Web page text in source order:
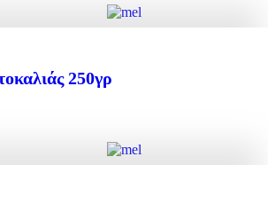
Add to cart
250γρ